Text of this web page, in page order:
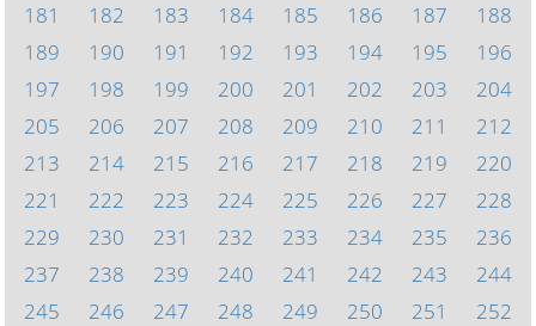
181
182 183 184 185 186 187
188
189
190 191 192 193 194 195
196
197
198 199 200 201 202 203
204
205
206 207 208 209 210 211
212
213
214 215 216 217 218 219
220
221
222 223 224 225 226 227
228
229
230 231 232 233 234 235
236
237
238 239 240 241 242 243
244
245
246 247 248 249 250 251
252